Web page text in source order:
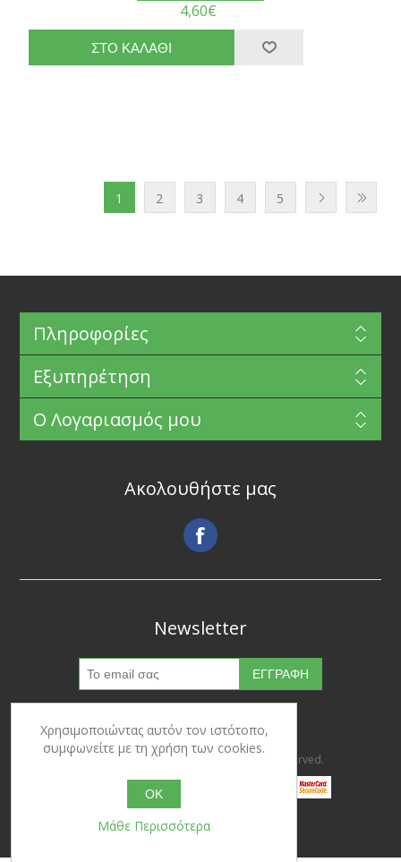
4,60€
1 2 3 4 5
Πληροφορίες
Εξυπηρέτηση
Ο Λογαριασμός μου
Ακολουθήστε μας
Newsletter
Copyright © 2026 Ypertrofes. All rights reserved.
Powered bynopCommerce
Χρησιμοποιώντας αυτόν τον ιστότοπο,
συμφωνείτε με τη χρήση των cookies.
OK
Μάθε Περισσότερα